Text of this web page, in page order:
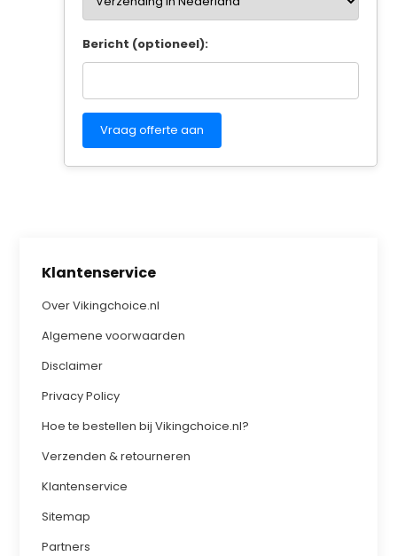
Klantenservice
Over Vikingchoice.nl
Algemene voorwaarden
Disclaimer
Privacy Policy
Hoe te bestellen bij Vikingchoice.nl?
Verzenden & retourneren
Klantenservice
Sitemap
Partners
Bericht (optioneel):